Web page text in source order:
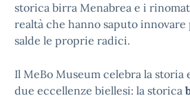
storica birra Menabrea e i
realtà che hanno saputo
salde le proprie radici.
Il MeBo Museum celebra la storia
due eccellenze biellesi: la storica